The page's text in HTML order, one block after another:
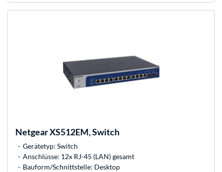
NetgearXS512EM, Switch
Gerätetyp: Switch
Anschlüsse: 12x RJ-45 (LAN) gesamt
Bauform/Schnittstelle: Desktop